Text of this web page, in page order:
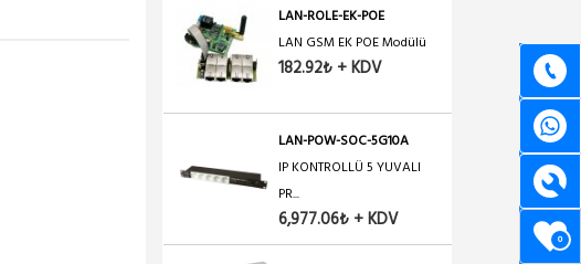
0
LAN-ROLE-EK-POE
LAN GSM EK POE Modülü
182.92₺ + KDV
LAN-POW-SOC-5G10A
IP KONTROLLÜ 5 YUVALI
PR...
6,977.06₺ + KDV